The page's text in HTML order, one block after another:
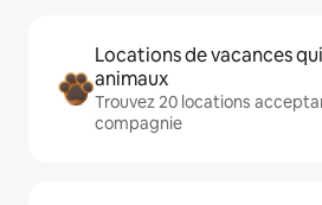
Locations de vacances
animaux
Trouvez 20 locations
compagnie